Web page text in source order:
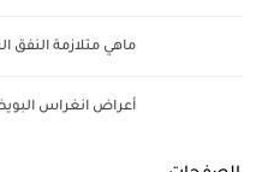
ماهي متلازمة النفق
أعراض انغراس